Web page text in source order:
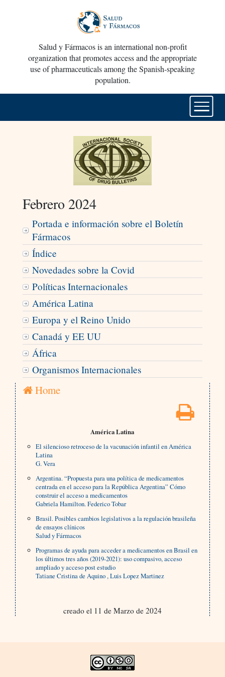
Salud y Fármacos is an international non-profit
organization that promotes access and the appropriate
use of pharmaceuticals among the Spanish-speaking
population.
Febrero 2024
Portada e información sobre el Boletín
Fármacos
Índice
Novedades sobre la Covid
Políticas Internacionales
América Latina
Europa y el Reino Unido
Canadá y EE UU
África
Organismos Internacionales
Home
América Latina
El silencioso retroceso de la vacunación infantil en América
Latina
G. Vera
Argentina. “Propuesta para una política de medicamentos
centrada en el acceso para la República Argentina” Cómo
construir el acceso a medicamentos
Gabriela Hamilton. Federico Tobar
Brasil. Posibles cambios legislativos a la regulación brasileña
de ensayos clínicos
Salud y Fármacos
Programas de ayuda para acceder a medicamentos en Brasil en
los últimos tres años (2019-2021): uso compasivo, acceso
ampliado y acceso post estudio
Tatiane Cristina de Aquino , Luis Lopez Martinez
creado el 11 de Marzo de 2024